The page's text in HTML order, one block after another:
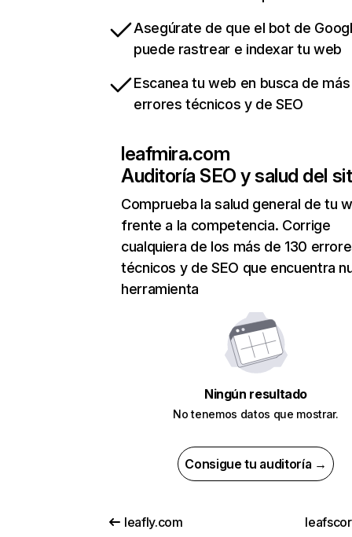
Asegúrate de que el bot de
puede rastrear e indexar tu web
Escanea tu web en busca de
errores técnicos y de SEO
leafmira.com
Auditoría SEO y salud del
Comprueba la salud general de tu
frente a la competencia. Corrige
cualquiera de los más de 130
técnicos y de SEO que encuentra
herramienta
Ningún resultado
No tenemos datos que mostrar.
Consigue tu auditoría →
leafly.com